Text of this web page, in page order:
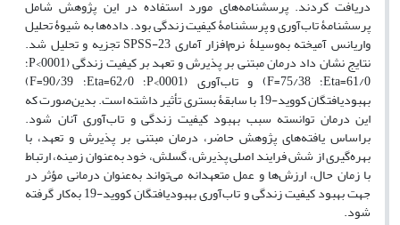
دریافت کردند. پرسشنامه‌های مورد استفاده در این پژوهش شامل
پرسشنامۀ تاب‌آوری و پرسشنامۀ کیفیت زندگی بود. داده‌ها به شیوۀ تحلیل
واریانس آمیخته به‌وسیلۀ نرم‌افزار آماری SPSS-23 تجزیه و تحلیل شد.
نتایج نشان داد درمان مبتنی بر پذیرش و تعهد بر کیفیت زندگی (0001>P؛
61/0=Eta؛ 75/38=F) و تاب‌آوری (0001>P؛ 62/0=Eta؛ 90/39=F)
بهبودیافتگان کووید-19 با سابقۀ بستری تأثیر داشته است. بدین‌صورت که
این درمان توانسته سبب بهبود کیفیت زندگی و تاب‌آوری آنان شود.
براساس یافته‌های پژوهش حاضر، درمان مبتنی بر پذیرش و تعهد، با
بهره‌گیری از شش فرایند اصلی پذیرش، گسلش، خود به‌عنوان زمینه، ارتباط
با زمان حال، ارزش‌ها و عمل متعهدانه می‌تواند به‌عنوان درمانی مؤثر در
جهت بهبود کیفیت زندگی و تاب‌آوری بهبودیافتگان کووید-19 به‌کار گرفته
شود.